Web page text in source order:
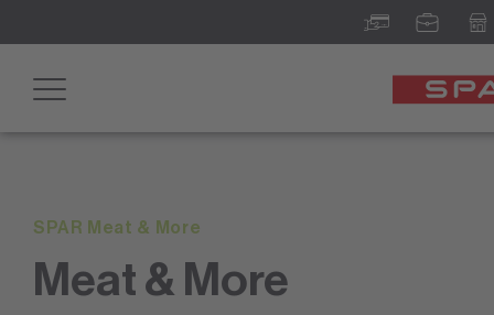
Toggle
SPAR Meat & More
Meat & More